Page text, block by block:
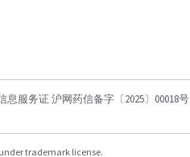
息服务证 沪网药信备字〔2025〕00018号
trademark license.